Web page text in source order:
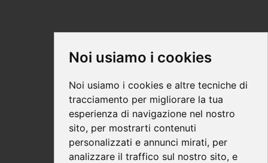
Noi usiamo i cookies
Noi usiamo i cookies e altre tecniche di
tracciamento per migliorare la tua
esperienza di navigazione nel nostro
sito, per mostrarti contenuti
personalizzati e annunci mirati, per
analizzare il traffico sul nostro sito, e
Supporto
Modalità di acquisto
Ebook help
Privacy
Recesso